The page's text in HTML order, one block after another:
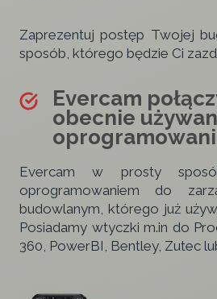
Zaprezentuj postęp Twojej
sposób, którego będzie Ci
Evercam
obecnie
Evercam w prosty
oprogramowaniem do
budowlanym, którego już
Posiadamy wtyczki m.in do
360, PowerBI, Bentley, Zutec